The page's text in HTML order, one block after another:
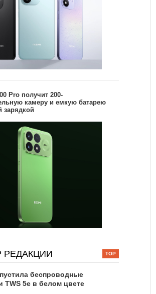
Pro получит 200-
камеру и емкую батарею
зарядкой
РЕДАКЦИИ
беспроводные
TWS 5e в белом цвете